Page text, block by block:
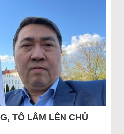
TÔ LÂM LÊN CHỦ